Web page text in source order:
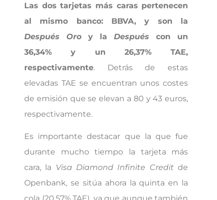
Las dos tarjetas más caras pertenecen
al mismo banco: BBVA, y son la
Después Oro y laDespuéscon un
36,34% y un 26,37% TAE,
respectivamente. Detrás de estas
elevadas TAE se encuentran unos costes
de emisión que se elevan a 80 y 43 euros,
respectivamente.
Es importante destacar que la que fue
durante mucho tiempo la tarjeta más
cara, la Visa Diamond Infinite Creditde
Openbank, se sitúa ahora la quinta en la